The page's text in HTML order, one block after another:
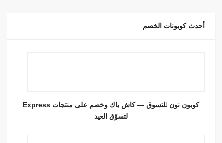
أحدث كوبونات الخصم
كوبون نون للتسوق — كاش باك وخصم على منتجات Express
لتسوّق العيد